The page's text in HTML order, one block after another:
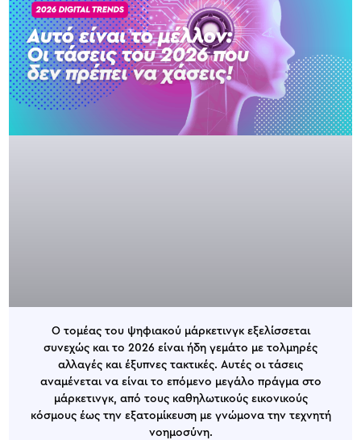
Ο τομέας του ψηφιακού μάρκετινγκ εξελίσσεται
συνεχώς και το 2026 είναι ήδη γεμάτο με τολμηρές
αλλαγές και έξυπνες τακτικές. Αυτές οι τάσεις
αναμένεται να είναι το επόμενο μεγάλο πράγμα στο
μάρκετινγκ, από τους καθηλωτικούς εικονικούς
κόσμους έως την εξατομίκευση με γνώμονα την τεχνητή
νοημοσύνη.